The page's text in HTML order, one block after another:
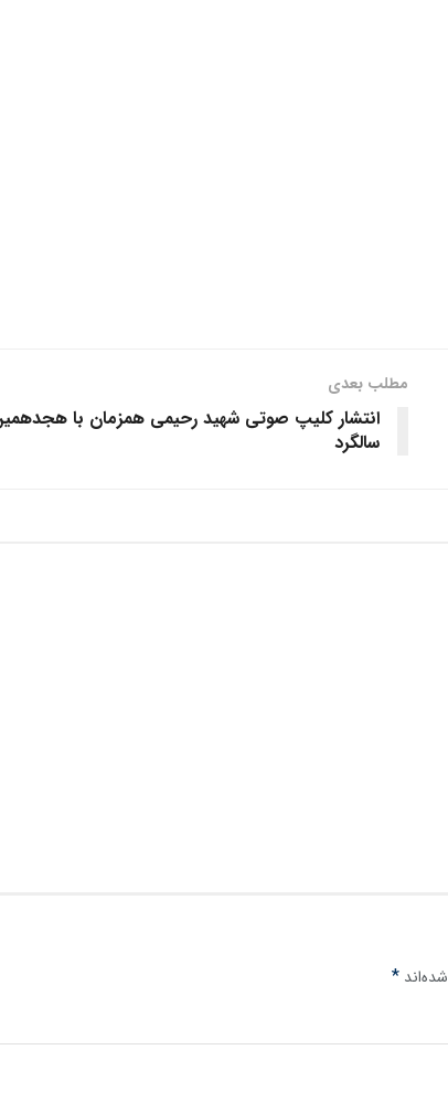
مطلب بعدی
انتشار کلیپ صوتی شهید رحیمی همزمان با
سالگرد
*